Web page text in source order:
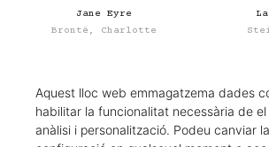
Jane Eyre
Brontë, Charlotte
Aquest lloc web emmagatzema dades
habilitar la funcionalitat necessària de
anàlisi i personalització. Podeu canviar